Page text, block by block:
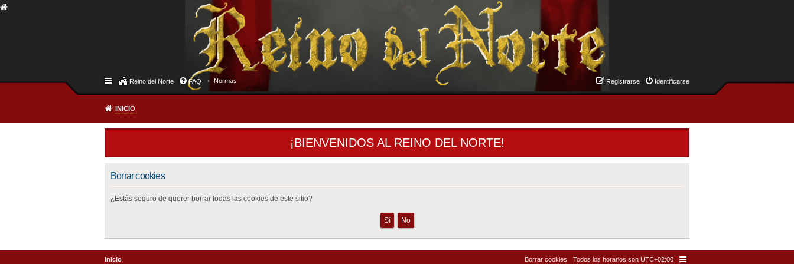
Reino del Norte FAQ Normas Identificarse
Registrarse
INICIO
¡BIENVENIDOS AL REINO DEL NORTE!
Borrar cookies
¿Estás seguro de querer borrar todas las cookies de este sitio?
Inicio Todos los horarios son UTC+02:00
Borrar cookies